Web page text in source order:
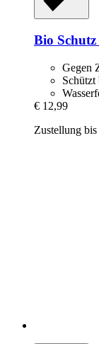
Bio Schutz
Gegen
Schützt
€ 12,99
Zustellung